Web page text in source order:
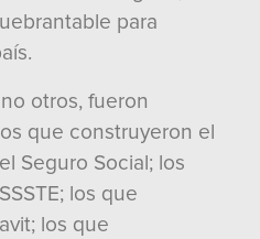
para
otros, fueron
que construyeron el
Seguro Social; los
los que
los que